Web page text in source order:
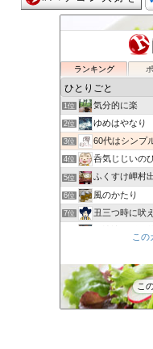
ランキング
1位 気分的に楽
2位 ゆめはやなり
3位 60代はシンプ
4位 呑気じじいの
5位 ふくすけ岬村
6位 風のかたり
7位 丑三つ時に吠
10位 木漏れ日だよ
11位 azu
12位 大人しくしょ!
この
こ